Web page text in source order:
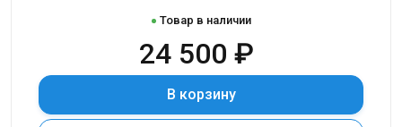
Товар в наличии
24 500 ₽
В корзину